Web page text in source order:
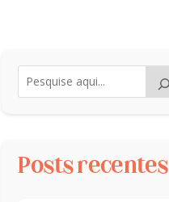
Posts recentes